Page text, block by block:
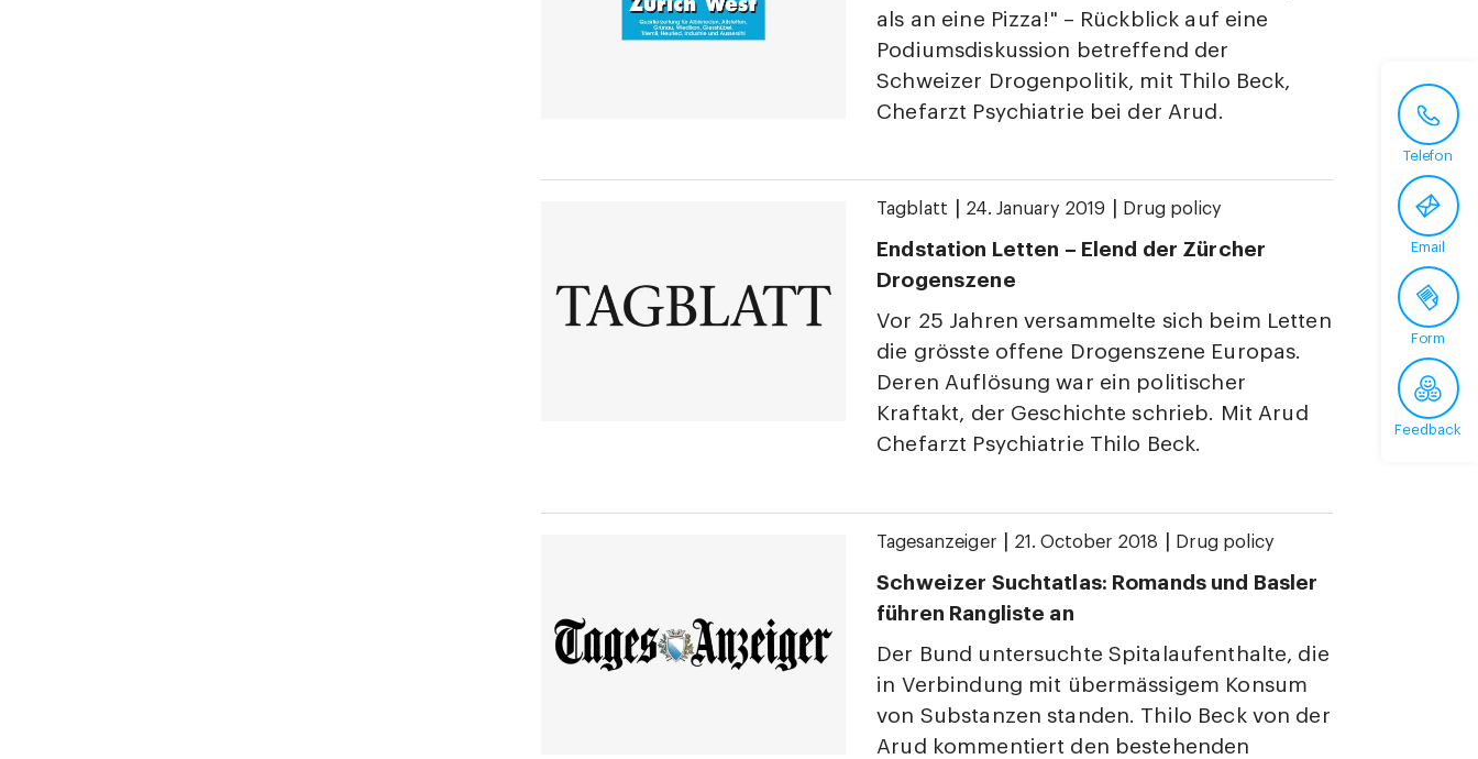
als an eine Pizza!" – Rückblick auf eine
Podiumsdiskussion betreffend der
Schweizer Drogenpolitik, mit Thilo Beck,
Chefarzt Psychiatrie bei der Arud.
Tagblatt 24. January 2019 Drug policy
Endstation Letten – Elend der Zürcher
Drogenszene
Vor 25 Jahren versammelte sich beim Letten
die grösste offene Drogenszene Europas.
Deren Auflösung war ein politischer
Kraftakt, der Geschichte schrieb. Mit Arud
Chefarzt Psychiatrie Thilo Beck.
Tagesanzeiger 21. October 2018 Drug policy
Schweizer Suchtatlas: Romands und Basler
führen Rangliste an
Der Bund untersuchte Spitalaufenthalte, die
in Verbindung mit übermässigem Konsum
von Substanzen standen. Thilo Beck von der
Arud kommentiert den bestehenden
Telefon
Email
Form
Feedback